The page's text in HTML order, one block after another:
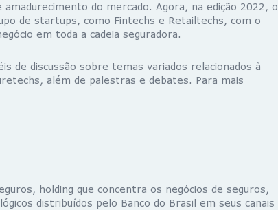
do mercado. Agora, na edição 2022, o
de startups, como Fintechs e Retailtechs, com o
em toda a cadeia seguradora.
de discussão sobre temas variados relacionados à
além de palestras e debates. Para mais
holding que concentra os negócios de seguros,
distribuídos pelo Banco do Brasil em seus canais